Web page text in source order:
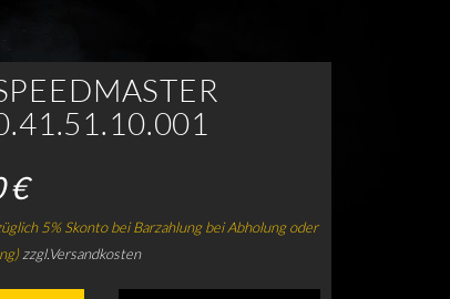
€
5% Skonto bei Barzahlung bei Abholung oder
zzgl.Versandkosten